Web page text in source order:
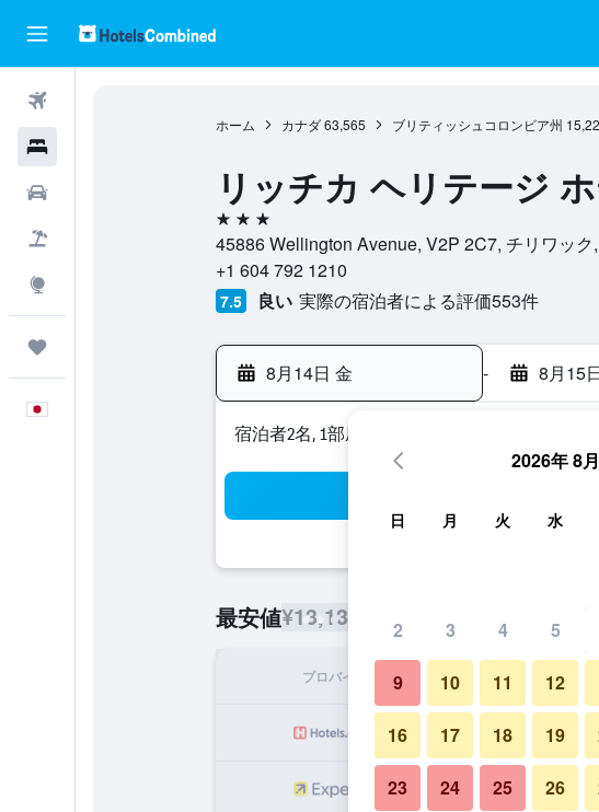
ホーム カナダ 63,565 ブリティッシュコロンビア州
リッチカ ヘリテージ
3つ星
45886 Wellington Avenue, V2P 2C7, チリワッ
+1 604 792 1210
7.5 良い 実際の宿泊者による評価553​件
8月14日 金 - 8月15
宿泊者2名, 1​部屋
最安値¥13,138
プロバイダ 1泊あたり合計
¥13,138
¥13,141
2026年 8月
日 月 火 水
2 3 4 5
9 10 11 12
16 17 18 19
23 24 25 26